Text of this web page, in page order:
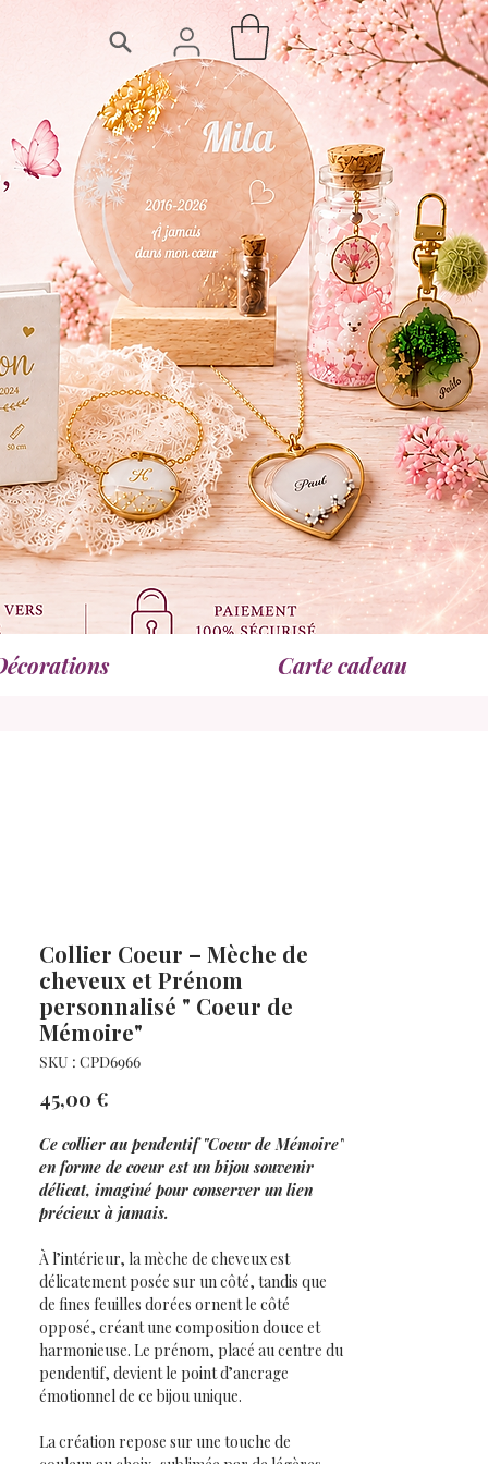
Carte cadeau
Collier Coeur – Mèche de
cheveux et Prénom
personnalisé " Coeur de
Mémoire"
SKU : CPD6966
45,00 €
Ce collier au pendentif "Coeur de Mémoire"
en forme de coeur est un bijou souvenir
délicat, imaginé pour conserver un lien
précieux à jamais.
À l’intérieur, la mèche de cheveux est
délicatement posée sur un côté, tandis que
de fines feuilles dorées ornent le côté
opposé, créant une composition douce et
harmonieuse. Le prénom, placé au centre du
pendentif, devient le point d’ancrage
émotionnel de ce bijou unique.
La création repose sur une touche de